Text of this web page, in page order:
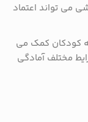
می تواند اعتماد
کودکان کمک می
مختلف آمادگی